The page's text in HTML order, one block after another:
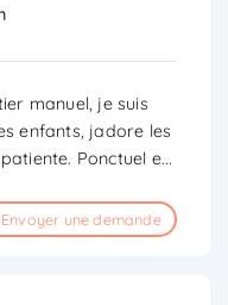
manuel, je suis
enfants, jadore les
Ponctuel e...
Envoyer une demande